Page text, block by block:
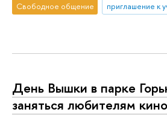
Свободное общение приглашение к
День Вышки в парке
заняться любителям кино